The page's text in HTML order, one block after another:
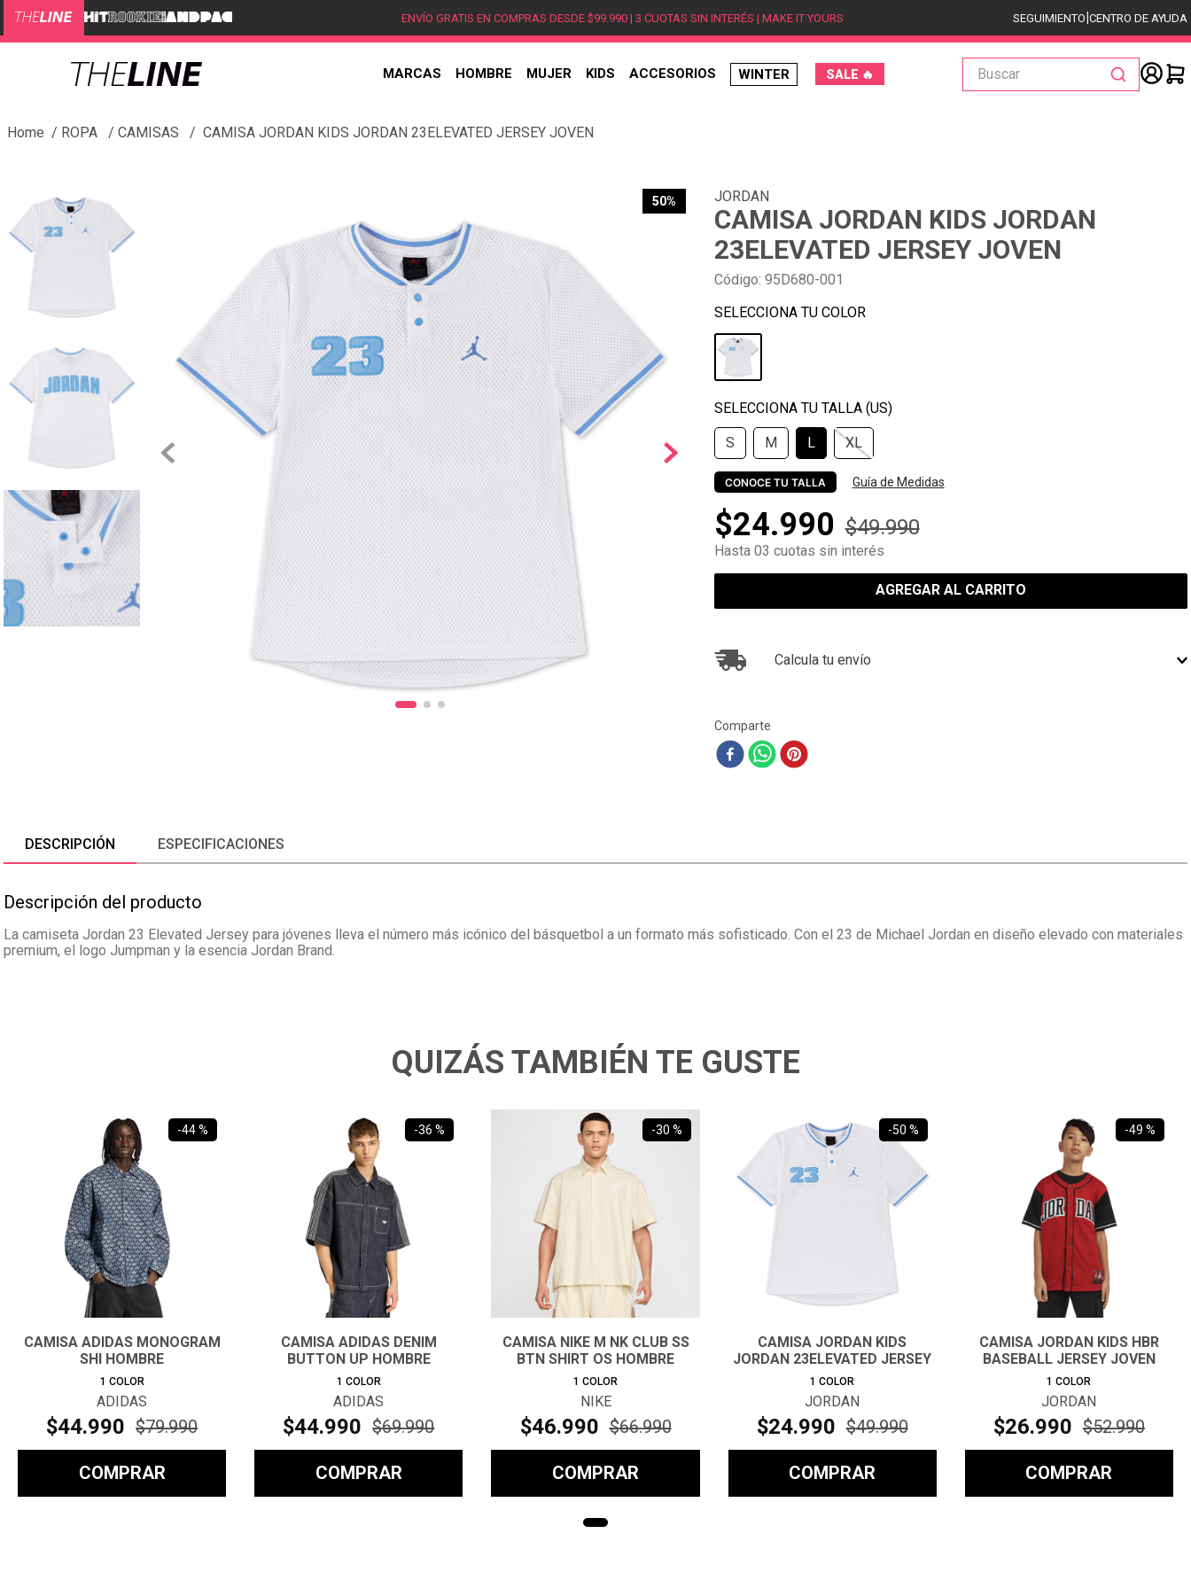
ENVÍO GRATIS EN COMPRAS DESDE $99.990 | 3 CUOTAS SIN INTERÉS | MAKE IT YOURS SEGUIMIENTO|CENTRO DE AYUDA
MARCAS HOMBRE MUJER KIDS ACCESORIOS WINTER SALE 🔥
Buscar
ROPA CAMISAS CAMISA JORDAN KIDS JORDAN 23ELEVATED JERSEY JOVEN
50% JORDAN
CAMISA JORDAN KIDS JORDAN
23ELEVATED JERSEY JOVEN
Código: 95D680-001
S M L XL
CONOCE TU TALLA Guía de Medidas
$24.990 $49.990
Hasta 03 cuotas sin interés
AGREGAR AL CARRITO
Calcula tu envío
Comparte
DESCRIPCIÓN ESPECIFICACIONES
Descripción del producto
La camiseta Jordan 23 Elevated Jersey para jóvenes lleva el número más icónico del básquetbol a un formato más sofisticado. Con el 23 de Michael Jordan en diseño elevado con materiales
premium, el logo Jumpman y la esencia Jordan Brand.
QUIZÁS TAMBIÉN TE GUSTE
-44 %
CAMISA ADIDAS MONOGRAM
SHI HOMBRE
1 COLOR
ADIDAS
$44.990 $79.990
COMPRAR
-36 %
CAMISA ADIDAS DENIM
BUTTON UP HOMBRE
1 COLOR
ADIDAS
$44.990 $69.990
COMPRAR
-30 %
CAMISA NIKE M NK CLUB SS
BTN SHIRT OS HOMBRE
1 COLOR
NIKE
$46.990 $66.990
COMPRAR
-50 %
CAMISA JORDAN KIDS
JORDAN 23ELEVATED JERSEY
JOVEN
1 COLOR
JORDAN
$24.990 $49.990
COMPRAR
-49 %
CAMISA JORDAN KIDS HBR
BASEBALL JERSEY JOVEN
1 COLOR
JORDAN
$26.990 $52.990
COMPRAR
1.
hombre
6
zapatillas jordan
7.
zapatillas hombre
8
new balance
9 .
zapatillas nike
10. ea7